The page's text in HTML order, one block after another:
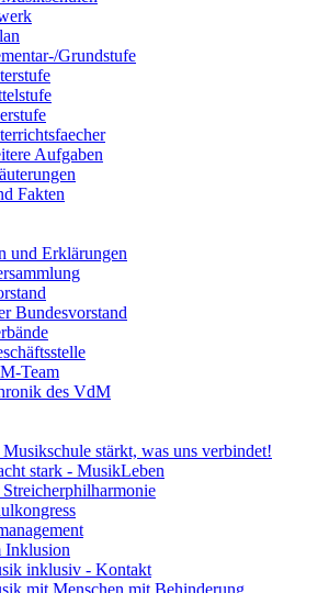
Grundstufe
Aufgaben
Fakten
und Erklärungen
Bundesvorstand
Team
des VdM
stärkt, was uns verbindet!
stark - MusikLeben
Inklusion
inklusiv - Kontakt
mit Menschen mit Behinderung